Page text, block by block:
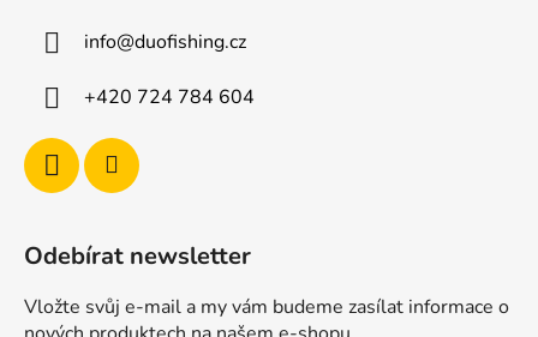
info@duofishing.cz
+420 724 784 604
Odebírat newsletter
Vložte svůj e-mail a my vám budeme zasílat informace o